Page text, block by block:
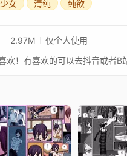
少女 清纯 纯欲
2.97M 仅个人使用